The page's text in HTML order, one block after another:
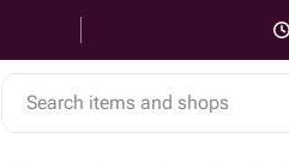
Search items and shops